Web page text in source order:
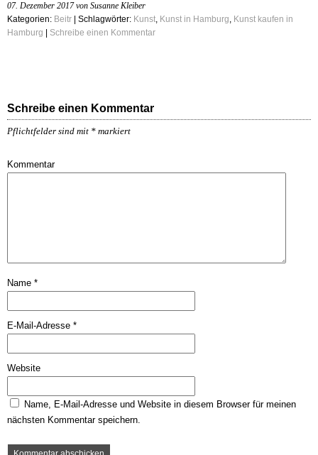
07. Dezember 2017 von Susanne Kleiber
Kategorien: Beitr | Schlagwörter: Kunst, Kunst in Hamburg, Kunst kaufen in
Hamburg
Schreibe einen Kommentar
Schreibe einen Kommentar
Pflichtfelder sind mit * markiert
Kommentar
Name *
E-Mail-Adresse *
Website
Name, E-Mail-Adresse und Website in diesem Browser für meinen
nächsten Kommentar speichern.